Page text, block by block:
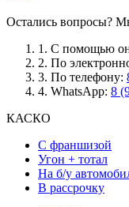
Остались вопросы?
1. С помощью
2. По
3. По телефону:
4. WhatsApp: 8
КАСКО
С франшизой
Угон + тотал
На б/у
В рассрочку